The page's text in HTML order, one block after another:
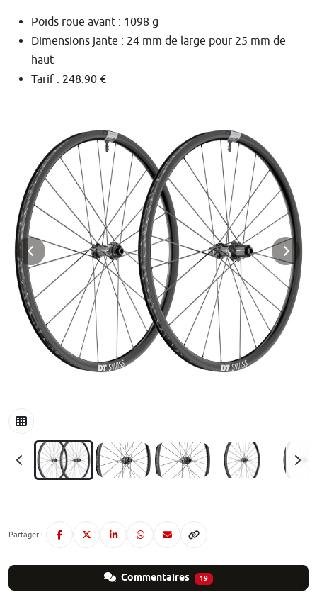
Poids roue avant : 1098 g
Dimensions jante : 24 mm de large pour 25 mm de
haut
Tarif : 248.90 €
Partager :
Commentaires 19